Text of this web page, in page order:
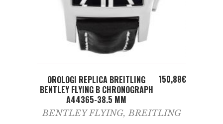
ADD TO CART
OROLOGI REPLICA BREITLING
BENTLEY FLYING B CHRONOGRAPH
A44365-38.5 MM
150,88€
BENTLEY FLYING,BREITLING